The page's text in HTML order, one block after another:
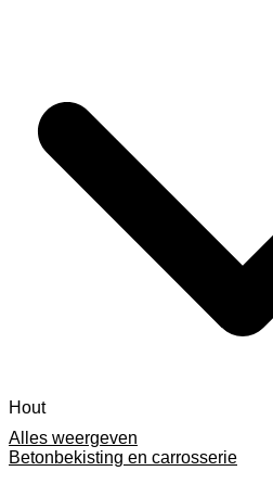
Alles weergeven
Betonbekisting en carrosserie
Hout